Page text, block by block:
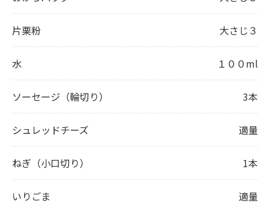
片栗粉 大さじ３
水 １００ml
ソーセージ（輪切り） 3本
シュレッドチーズ 適量
ねぎ（小口切り） 1本
いりごま 適量